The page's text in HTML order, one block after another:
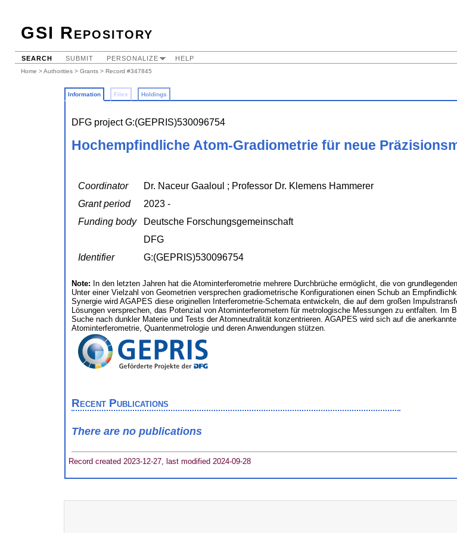
GSI Repository
SEARCH SUBMIT PERSONALIZE HELP
Home >Authorities > Grants > Record #347845
Information Files Holdings
DFG project G:(GEPRIS)530096754
Hochempfindliche Atom-Gradiometrie für neue
Coordinator
Dr. Naceur Gaaloul ; Professor Dr. Klemens Hammerer
Grant period
2023 -
Funding body
Deutsche Forschungsgemeinschaft
DFG
Identifier
G:(GEPRIS)530096754
Note: In den letzten Jahren hat die Atominterferometrie mehrere Durchbrüche ermöglicht, die von
Unter einer Vielzahl von Geometrien versprechen gradiometrische Konfigurationen einen Schub an
Synergie wird AGAPES diese originellen Interferometrie-Schemata entwickeln, die auf dem großen
Lösungen versprechen, das Potenzial von Atominterferometern für metrologische Messungen zu entfalten.
Suche nach dunkler Materie und Tests der Atomneutralität konzentrieren. AGAPES wird sich auf die
Atominterferometrie, Quantenmetrologie und deren Anwendungen stützen.
Recent Publications
There are no publications
Record created 2023-12-27, last modified 2024-09-28